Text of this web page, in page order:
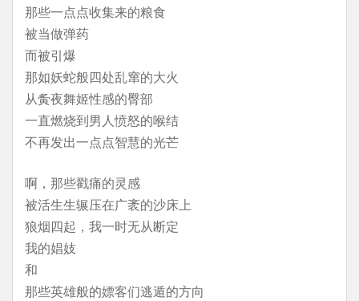
那些一点点收集来的粮食
被当做弹药
而被引爆
那如妖蛇般四处乱窜的大火
从夤夜舞姬性感的臀部
一直燃烧到男人愤怒的喉结
不再发出一点点智慧的光芒
啊，那些戳痛的灵感
被活生生辗压在广袤的沙床上
狼烟四起，我一时无从断定
我的娼妓
和
那些英雄般的嫖客们逃遁的方向